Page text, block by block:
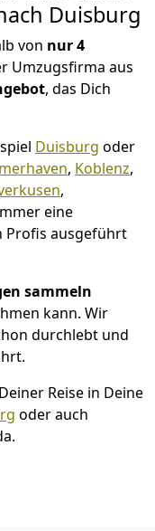
Duisburg
von nur 4
Umzugsfirma aus
, das Dich
Duisburg oder
, Koblenz,
,
eine
Profis ausgeführt
sammeln
kann. Wir
durchlebt und
Reise in Deine
oder auch